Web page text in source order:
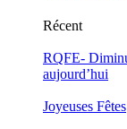
Récent
RQFE-
aujourd’hui
Joyeuses Fêtes